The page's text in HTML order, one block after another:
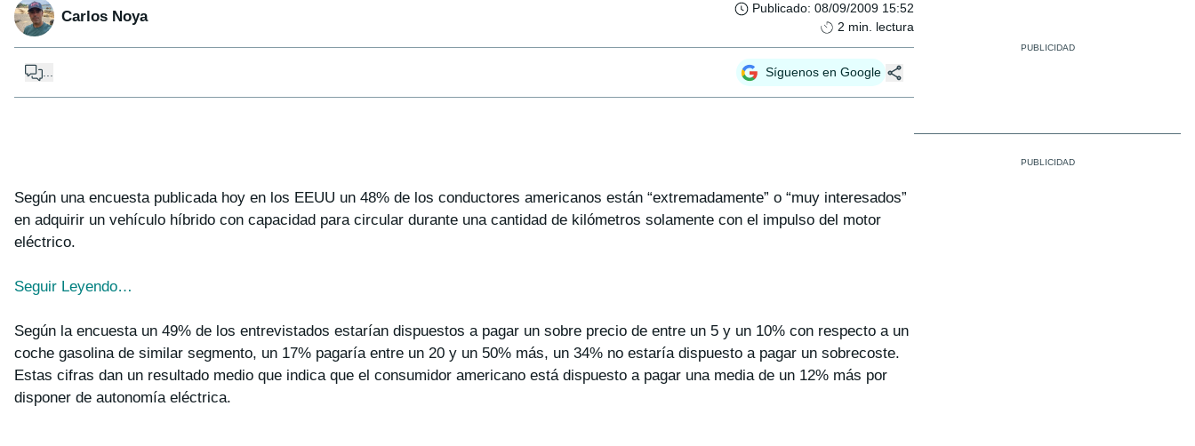
Carlos Noya Publicado: 08/09/2009 15:52
2 min. lectura
Síguenos en Google
Según una encuesta publicada hoy en los EEUU un 48% de los conductores americanos están “extremadamente” o “muy interesados”
en adquirir un vehículo híbrido con capacidad para circular durante una cantidad de kilómetros solamente con el impulso del motor
eléctrico.
Seguir Leyendo…
Según la encuesta un 49% de los entrevistados estarían dispuestos a pagar un sobre precio de entre un 5 y un 10% con respecto a un
coche gasolina de similar segmento, un 17% pagaría entre un 20 y un 50% más, un 34% no estaría dispuesto a pagar un sobrecoste.
Estas cifras dan un resultado medio que indica que el consumidor americano está dispuesto a pagar una media de un 12% más por
disponer de autonomía eléctrica.